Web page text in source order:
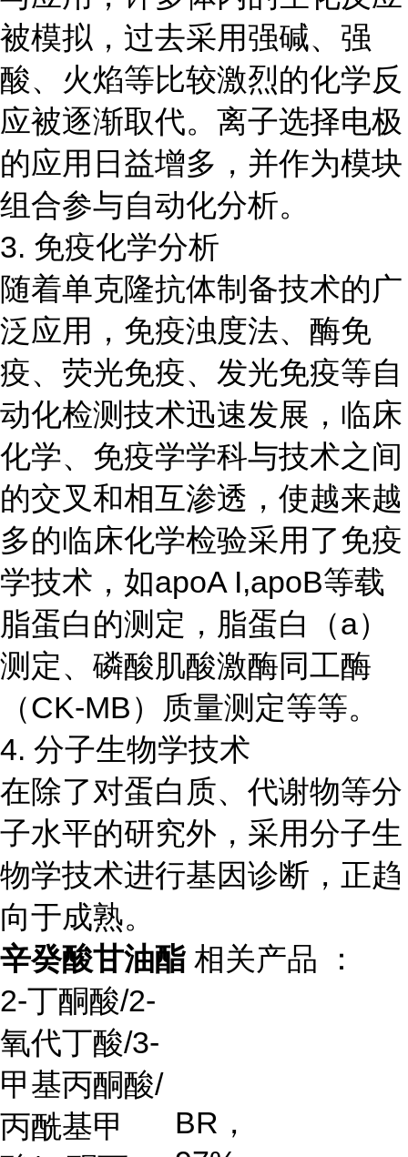
被模拟，过去采用强碱、强
酸、火焰等比较激烈的化学反
应被逐渐取代。离子选择电极
的应用日益增多，并作为模块
组合参与自动化分析。
3. 免疫化学分析
随着单克隆抗体制备技术的广
泛应用，免疫浊度法、酶免
疫、荧光免疫、发光免疫等自
动化检测技术迅速发展，临床
化学、免疫学学科与技术之间
的交叉和相互渗透，使越来越
多的临床化学检验采用了免疫
学技术，如apoA I,apoB等载
脂蛋白的测定，脂蛋白（a）
测定、磷酸肌酸激酶同工酶
（CK-MB）质量测定等等。
4. 分子生物学技术
在除了对蛋白质、代谢物等分
子水平的研究外，采用分子生
物学技术进行基因诊断，正趋
向于成熟。
辛癸酸甘油酯 相关产品 ：
2-丁酮酸/2-
氧代丁酸/3-
甲基丙酮酸/
丙酰基甲
BR ，